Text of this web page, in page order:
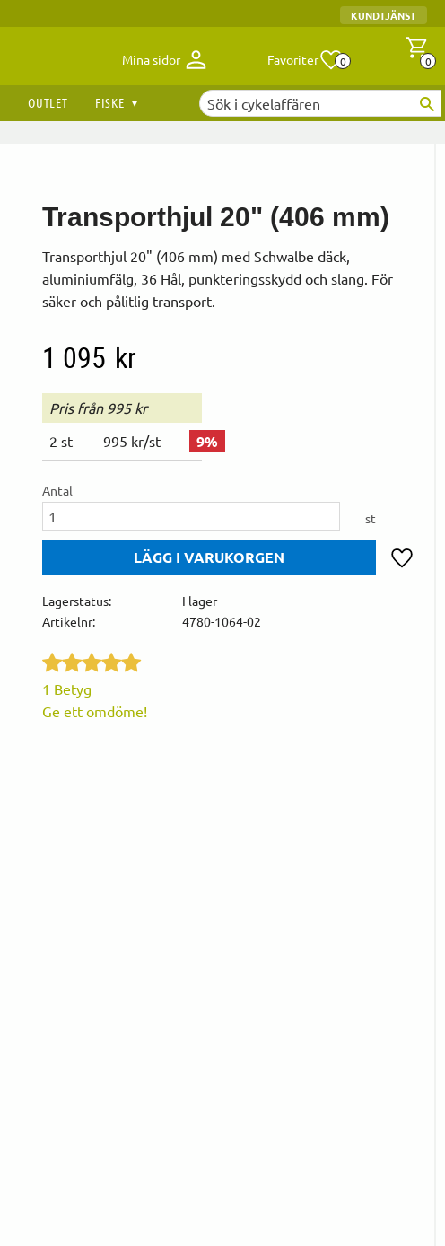
KUNDTJÄNST
Mina sidor Favoriter Antal
0 0
OUTLET FISKE
Transporthjul 20" (406 mm)
Transporthjul 20" (406 mm) med Schwalbe däck,
aluminiumfälg, 36 Hål, punkteringsskydd och slang. För
säker och pålitlig transport.
1 095 kr
Pris från 995 kr
2 st 995 kr/st 9%
Antal
st
Lagerstatus
I lager
Artikelnr
4780-1064-02
1 Betyg
Ge ett omdöme!